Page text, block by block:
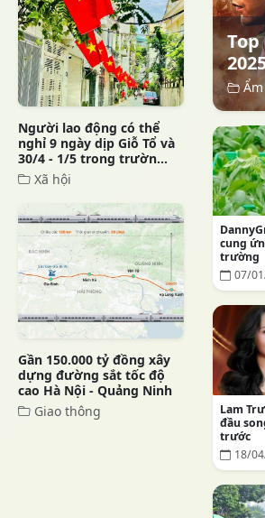
Người lao động có thể
nghỉ 9 ngày dịp Giỗ Tổ và
30/4 - 1/5 trong trườn...
Xã hội
Gần 150.000 tỷ đồng xây
dựng đường sắt tốc độ
cao Hà Nội - Quảng Ninh
Giao thông
cung
trường
07/
Lam
đầu
trước
18/